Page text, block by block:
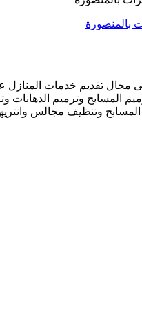
تقديم خدمات المنازل
المسابح وترميم الدهانات
وتنظيف مجالس